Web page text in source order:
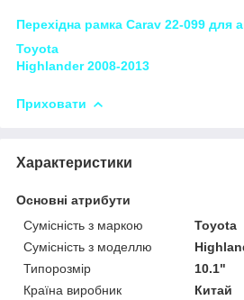
Перехідна рамка Carav 22-099 для
Toyota
Highlander 2008-2013
Приховати
Характеристики
Основні атрибути
Сумісність з маркою
Toyota
Сумісність з моделлю
Типорозмір
10.1"
Країна виробник
Китай